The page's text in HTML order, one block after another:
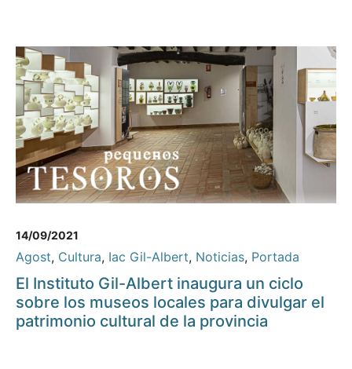
14/09/2021
Agost, Cultura, Iac Gil-Albert, Noticias, Portada
El Instituto Gil-Albert inaugura un ciclo
sobre los museos locales para divulgar el
patrimonio cultural de la provincia